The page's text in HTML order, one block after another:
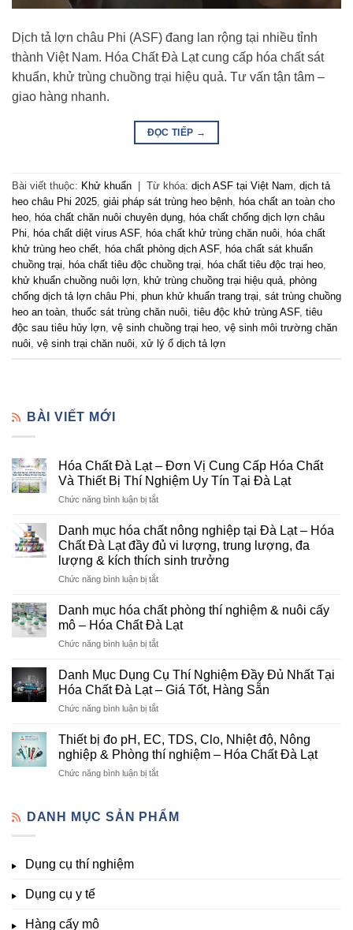
Dịch tả lợn châu Phi (ASF) đang lan rộng tại nhiều tỉnh
thành Việt Nam. Hóa Chất Đà Lạt cung cấp hóa chất sát
khuẩn, khử trùng chuồng trại hiệu quả. Tư vấn tận tâm –
giao hàng nhanh.
ĐỌC TIẾP →
Bài viết thuộc: Khử khuẩn Từ khóa: dịch ASF tại Việt Nam, dịch tả
heo châu Phi 2025, giải pháp sát trùng heo bệnh, hóa chất an toàn cho
heo, hóa chất chăn nuôi chuyên dụng, hóa chất chống dịch lợn châu
Phi, hóa chất diệt virus ASF, hóa chất khử trùng chăn nuôi, hóa chất
khử trùng heo chết, hóa chất phòng dịch ASF, hóa chất sát khuẩn
chuồng trại, hóa chất tiêu độc chuồng trại, hóa chất tiêu độc trại heo,
khử khuẩn chuồng nuôi lợn, khử trùng chuồng trại hiệu quả, phòng
chống dịch tả lợn châu Phi, phun khử khuẩn trang trại, sát trùng chuồng
heo an toàn, thuốc sát trùng chăn nuôi, tiêu độc khử trùng ASF, tiêu
độc sau tiêu hủy lợn, vệ sinh chuồng trại heo, vệ sinh môi trường chăn
nuôi, vệ sinh trại chăn nuôi, xử lý ổ dịch tả lợn
BÀI VIẾT MỚI
Hóa Chất Đà Lạt – Đơn Vị Cung Cấp Hóa Chất
Và Thiết Bị Thí Nghiệm Uy Tín Tại Đà Lạt
Chức năng bình luận bị tắtở
Chất
Đà
Lạt
–
Đơn
Cung
Cấp
Hóa
Chất
Thiết
Nghiệm
Tín
Tại
Danh mục hóa chất nông nghiệp tại Đà Lạt – Hóa
Chất Đà Lạt đầy đủ vi lượng, trung lượng, đa
lượng & kích thích sinh trưởng
Chức năng bình luận bị tắtở
mục
hóa
chất
nông
tại
Đà
–
Chất
Đà
đầy
lượng,
Danh mục hóa chất phòng thí nghiệm & nuôi cấy
mô – Hóa Chất Đà Lạt
Chức năng bình luận bị tắtở
mục
hóa
chất
phòng
nghiệm
&
cấy
Hóa
Danh Mục Dụng Cụ Thí Nghiệm Đầy Đủ Nhất Tại
Hóa Chất Đà Lạt – Giá Tốt, Hàng Sẵn
Chức năng bình luận bị tắtở
Mục
Dụng
Cụ
Thí
Đủ
Thiết bị đo pH, EC, TDS, Clo, Nhiệt độ, Nông
nghiệp & Phòng thí nghiệm – Hóa Chất Đà Lạt
Chức năng bình luận bị tắtở
đo
DANH MỤC SẢN PHẨM
Dụng cụ thí nghiệm
Dụng cụ y tế
Hàng cấy mô